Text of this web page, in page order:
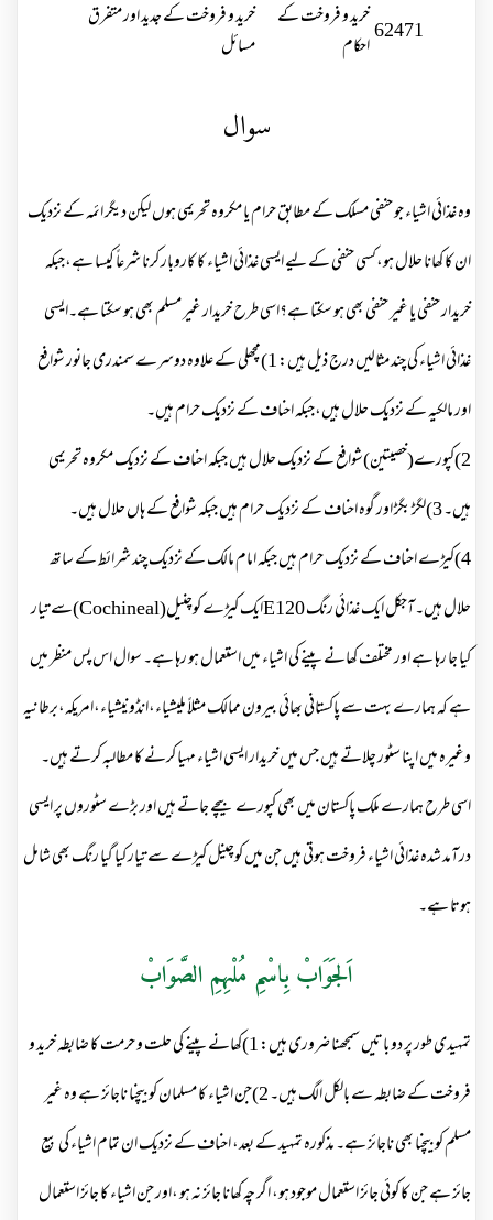
62471خرید و فروخت کے
احکام
خرید و فروخت کے جدید اور متفرق
مسائل
سوال
وہ غذائی اشیاء جو حنفی مسلک کے مطابق حرام یا مکروہ تحریمی ہوں لیکن دیگر ائمہ کے نزدیک
ان کا کھانا حلال ہو،کسی حنفی کے لیے ایسی غذائی اشیاء کا کاروبار کرنا شرعاً کیسا ہے،جبکہ
خریدار حنفی یا غیر حنفی بھی ہو سکتا ہے؟اسی طرح خریدار غیر مسلم بھی ہو سکتا ہے۔ایسی
غذائی اشیاء کی چند مثالیں درج ذیل ہیں: 1)مچھلی کے علاوہ دوسرے سمندری جانور شوافع
اور مالکیہ کے نزدیک حلال ہیں،جبکہ احناف کے نزدیک حرام ہیں۔
2)کپورے(خصیتین)شوافع کے نزدیک حلال ہیں جبکہ احناف کے نزدیک مکروہ تحریمی
ہیں۔ 3)لگڑ بگڑ اور گوہ احناف کے نزدیک حرام ہیں جبکہ شوافع کے ہاں حلال ہیں۔
4)کیڑے احناف کے نزدیک حرام ہیں جبکہ امام مالک کے نزدیک چند شرائط کے ساتھ
حلال ہیں۔آجکل ایک غذائی رنگ E120ایک کیڑے کوچنیل(Cochineal)سے تیار
کیا جا رہا ہے اور مختلف کھانے پینے کی اشیاء میں استعمال ہو رہا ہے۔ سوال اس پس منظر میں
ہے کہ ہمارے بہت سے پاکستانی بھائی بیرون ممالک مثلاً ملیشیاء،انڈونیشیاء،امریکہ،برطانیہ
وغیرہ میں اپنا سٹور چلاتے ہیں جس میں خریدار ایسی اشیاء مہیا کرنے کا مطالبہ کرتے ہیں۔
اسی طرح ہمارے ملک پاکستان میں بھی کپورے بیچے جاتے ہیں اور بڑے سٹوروں پر ایسی
درآمد شدہ غذائی اشیاء فروخت ہوتی ہیں جن میں کوچینل کیڑے سے تیار کیا گیا رنگ بھی شامل
ہوتا ہے۔
اَلجَوَابْ بِاسْمِ مُلْہِمِ الصَّوَابْ
تمہیدی طور پر دو باتیں سمجھنا ضروری ہیں: 1)کھانے پینے کی حلت و حرمت کا ضابطہ خرید و
فروخت کے ضابطہ سے بالکل الگ ہیں۔ 2)جن اشیاء کا مسلمان کو بیچنا ناجائز ہے وہ غیر
مسلم کو بیچنا بھی ناجائز ہے۔ مذکورہ تمہید کے بعد، احناف کے نزدیک ان تمام اشیاء کی بیع
جائز ہے جن کا کوئی جائز استعمال موجود ہو، اگر چہ کھانا جائز نہ ہو ،اور جن اشیاء کا جائز استعمال